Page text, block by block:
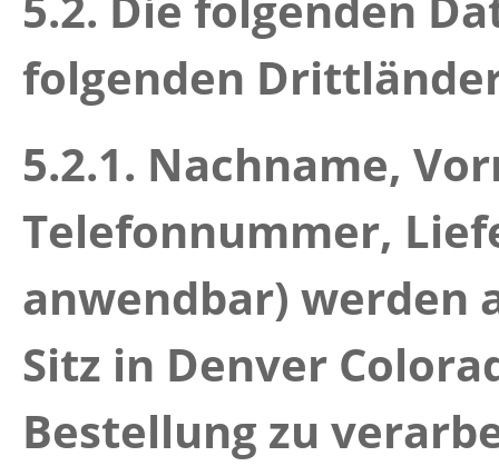
folgenden
5.2.1. Nachname,
Telefonnummer,
anwendbar) werden
Sitz in Denver
Bestellung zu